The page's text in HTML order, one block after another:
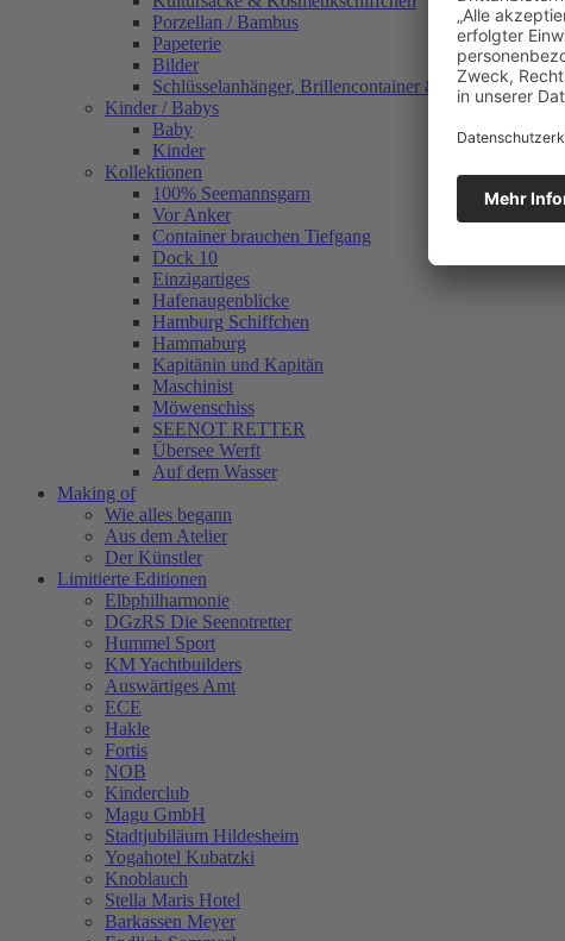
Porzellan / Bambus
Papeterie
Bilder
Schlüsselanhänger, Brillencontainer & mehr
Kinder / Babys
Baby
Kinder
Kollektionen
100% Seemannsgarn
Vor Anker
Container brauchen Tiefgang
Dock 10
Einzigartiges
Hafenaugen­blicke
Hamburg Schiffchen
Hammaburg
Kapitänin und Kapitän
Maschinist
Möwenschiss
SEENOT RETTER
Übersee Werft
Auf dem Wasser
Making of
Wie alles begann
Aus dem Atelier
Der Künstler
Limitierte Editionen
Elbphilharmonie
DGzRS Die Seenotretter
Hummel Sport
KM Yachtbuilders
Auswärtiges Amt
ECE
Hakle
Fortis
NOB
Kinderclub
Magu GmbH
Stadtjubiläum Hildesheim
Yogahotel Kubatzki
Knoblauch
Stella Maris Hotel
Barkassen Meyer